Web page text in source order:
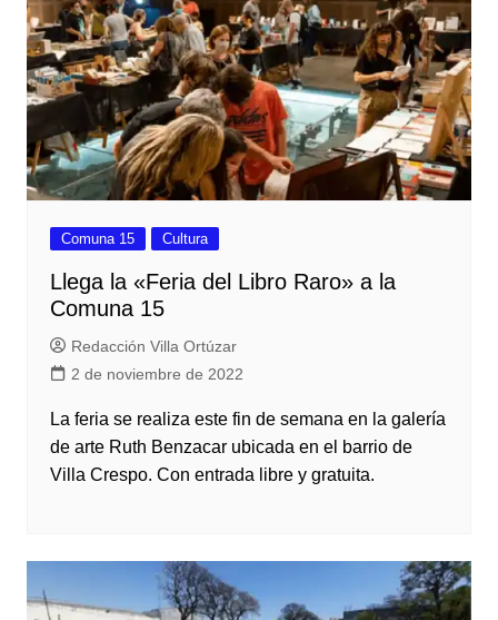
Comuna 15 Cultura
Llega la «Feria del Libro Raro» a la
Comuna 15
Redacción Villa Ortúzar
2 de noviembre de 2022
La feria se realiza este fin de semana en la galería
de arte Ruth Benzacar ubicada en el barrio de
Villa Crespo. Con entrada libre y gratuita.